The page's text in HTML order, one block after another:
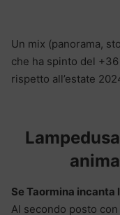
Un mix (panorama,
che ha spinto del
rispetto all’estate
Se Taormina incanta
Al secondo posto